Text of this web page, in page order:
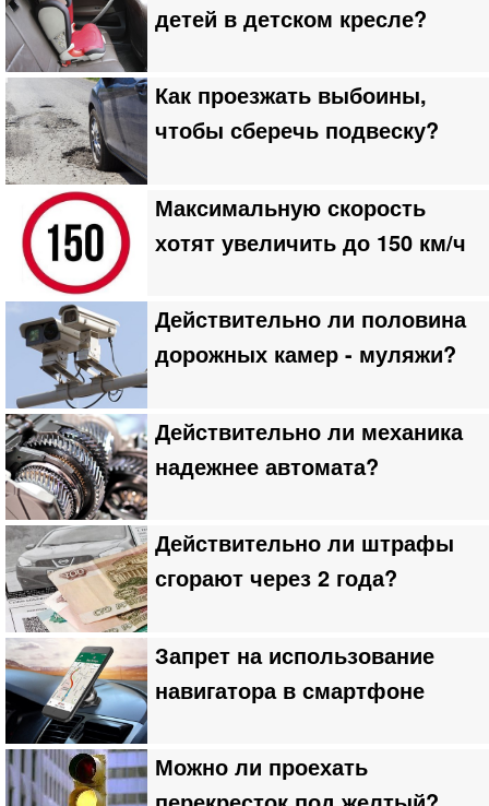
детей в детском кресле?
Как проезжать выбоины,
чтобы сберечь подвеску?
Максимальную скорость
хотят увеличить до 150 км/ч
Действительно ли половина
дорожных камер - муляжи?
Действительно ли механика
надежнее автомата?
Действительно ли штрафы
сгорают через 2 года?
Запрет на использование
навигатора в смартфоне
Можно ли проехать